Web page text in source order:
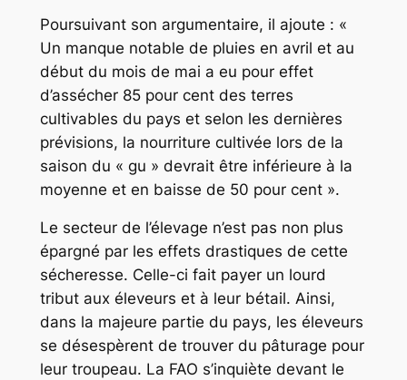
Poursuivant son argumentaire, il ajoute : «
Un manque notable de pluies en avril et au
début du mois de mai a eu pour effet
d’assécher 85 pour cent des terres
cultivables du pays et selon les dernières
prévisions, la nourriture cultivée lors de la
saison du « gu » devrait être inférieure à la
moyenne et en baisse de 50 pour cent ».
Le secteur de l’élevage n’est pas non plus
épargné par les effets drastiques de cette
sécheresse. Celle-ci fait payer un lourd
tribut aux éleveurs et à leur bétail. Ainsi,
dans la majeure partie du pays, les éleveurs
se désespèrent de trouver du pâturage pour
leur troupeau. La FAO s’inquiète devant le